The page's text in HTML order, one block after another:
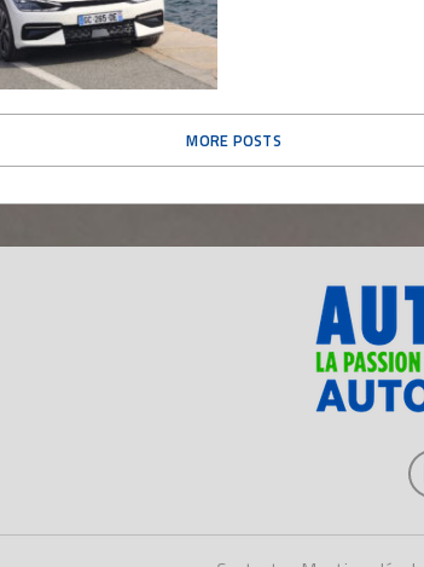
MORE POSTS